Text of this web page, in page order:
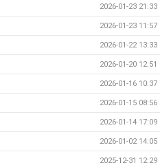
2026-01-23 21:33
2026-01-23 11:57
2026-01-22 13:33
2026-01-20 12:51
2026-01-16 10:37
2026-01-15 08:56
2026-01-14 17:09
2026-01-02 14:05
2025-12-31 12:29